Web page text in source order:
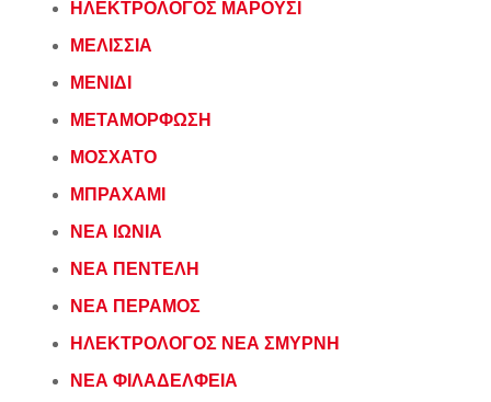
ΗΛΕΚΤΡΟΛΟΓΟΣ ΜΑΡΟΥΣΙ
ΜΕΛΙΣΣΙΑ
ΜΕΝΙΔΙ
ΜΕΤΑΜΟΡΦΩΣΗ
ΜΟΣΧΑΤΟ
ΜΠΡΑΧΑΜΙ
ΝΕΑ ΙΩΝΙΑ
ΝΕΑ ΠΕΝΤΕΛΗ
ΝΕΑ ΠΕΡΑΜΟΣ
ΗΛΕΚΤΡΟΛΟΓΟΣ ΝΕΑ ΣΜΥΡΝΗ
ΝΕΑ ΦΙΛΑΔΕΛΦΕΙΑ